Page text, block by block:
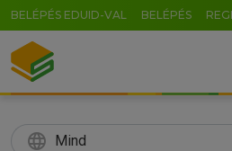
BELÉPÉS EDUID-VAL BELÉPÉS
language Mind